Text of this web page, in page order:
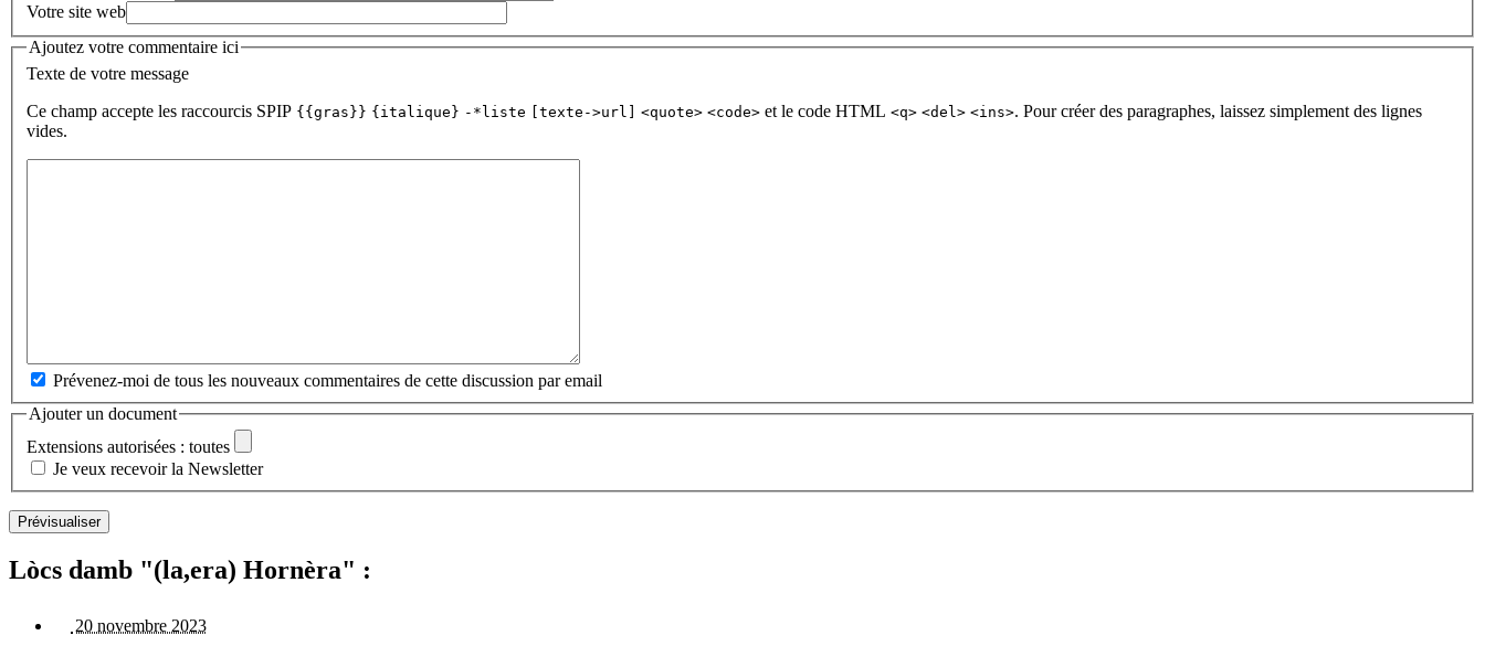
Votre site web
Ajoutez votre commentaire ici
Texte de votre message
Ce champ accepte les raccourcis SPIP {{gras}} {italique} -*liste [texte->url] <quote> <code> et le code HTML <q> <del> <ins>. Pour créer des paragraphes, laissez simplement des lignes
vides.
Prévenez-moi de tous les nouveaux commentaires de cette discussion par email
Ajouter un document
Extensions autorisées : toutes
Je veux recevoir la Newsletter
Lòcs damb "(la,era) Hornèra" :
20 novembre 2023